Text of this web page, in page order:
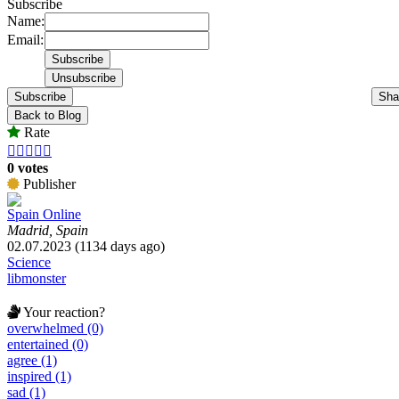
Subscribe
Name:
Email:
Subscribe
Back to Blog
Rate
    
0 votes
Publisher
Spain Online
Madrid, Spain
02.07.2023 (1134 days ago)
Science
libmonster
Your reaction?
overwhelmed (0)
entertained (0)
agree (1)
inspired (1)
sad (1)